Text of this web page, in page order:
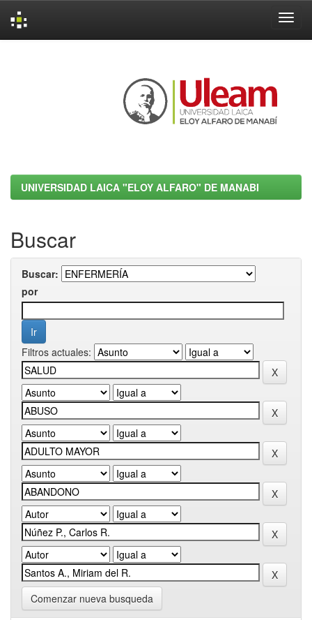
UNIVERSIDAD LAICA "ELOY ALFARO" DE MANABI
Buscar
Buscar:
por
Filtros actuales:
Comenzar nueva busqueda